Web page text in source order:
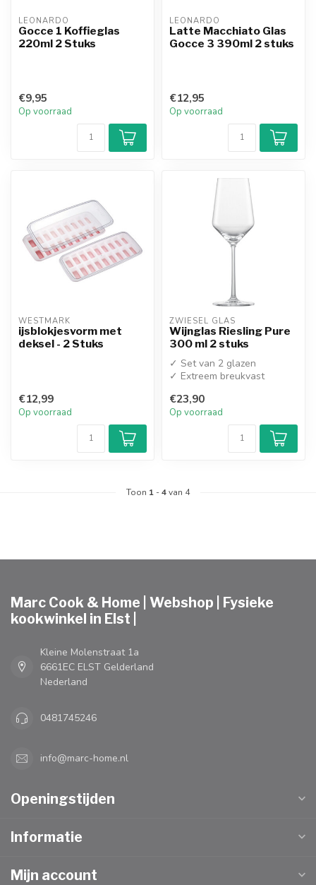
LEONARDO
Gocce 1 Koffieglas
220ml 2 Stuks
€9,95
Op voorraad
LEONARDO
Latte Macchiato Glas
Gocce 3 390ml 2 stuks
€12,95
Op voorraad
WESTMARK
ijsblokjesvorm met
deksel - 2 Stuks
€12,99
Op voorraad
ZWIESEL GLAS
Wijnglas Riesling Pure
300 ml 2 stuks
✓ Set van 2 glazen
✓ Extreem breukvast
€23,90
Op voorraad
Toon 1 -4van 4
Marc Cook & Home | Webshop | Fysieke
kookwinkel in Elst |
Kleine Molenstraat 1a
6661EC ELST Gelderland
Nederland
0481745246
info@marc-home.nl
Openingstijden
Informatie
Mijn account